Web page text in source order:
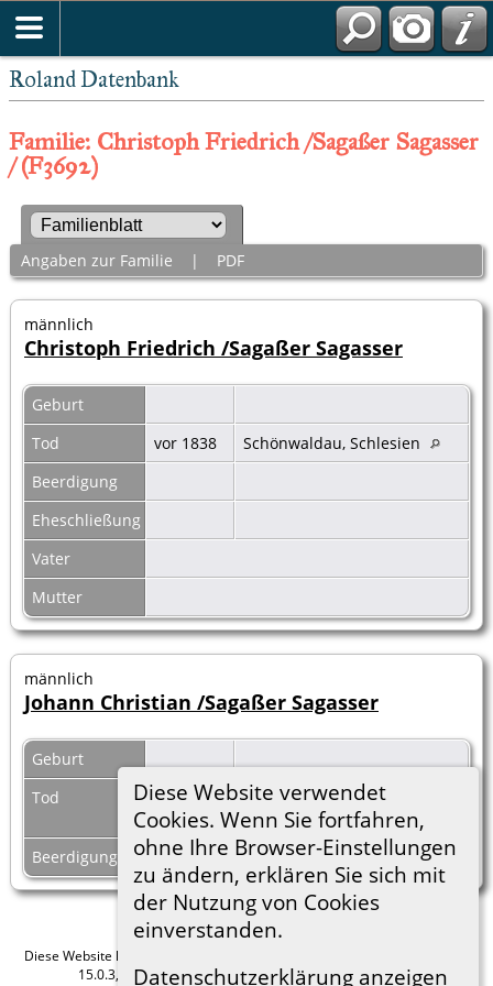
Roland Datenbank
Diese Website verwendet
Cookies. Wenn Sie fortfahren,
ohne Ihre Browser-Einstellungen
zu ändern, erklären Sie sich mit
der Nutzung von Cookies
einverstanden.
Datenschutzerklärung anzeigen
Familie: Christoph Friedrich /Sagaßer Sagasser
/ (F3692)
Angaben zur Familie | PDF
männlich
Christoph Friedrich /Sagaßer Sagasser
Geburt
Tod
vor 1838
Schönwaldau, Schlesien
Beerdigung
Eheschließung
Vater
Mutter
männlich
Johann Christian /Sagaßer Sagasser
Geburt
Tod
Datum
unbekannt
Beerdigung
Diese Website läuft mit
15.0.3, programmiert von Darrin Lythgoe © 2001-2026.